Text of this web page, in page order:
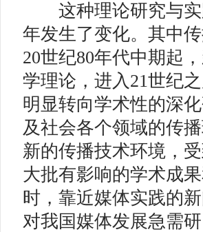
这种理论研究与实
年发生了变化。其中
20世纪80年代中期起
学理论，进入21世纪
明显转向学术性的深
及社会各个领域的传
新的传播技术环境，
大批有影响的学术成
时，靠近媒体实践的
对我国媒体发展急需